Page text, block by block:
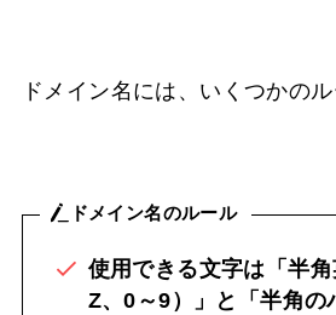
ドメイン名には、いくつかのル
ドメイン名のルール
使用できる文字は「半
Z、0～9）」と「半角の